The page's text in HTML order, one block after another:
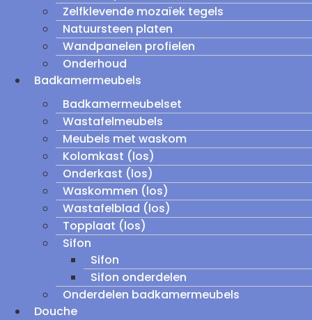
Zelfklevende mozaïek tegels
Natuursteen platen
Wandpanelen profielen
Onderhoud
Badkamermeubels
Badkamermeubelset
Wastafelmeubels
Meubels met waskom
Kolomkast (los)
Onderkast (los)
Waskommen (los)
Wastafelblad (los)
Topplaat (los)
Sifon
Sifon
Sifon onderdelen
Onderdelen badkamermeubels
Douche